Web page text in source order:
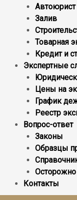
Автоюрист
Залив
Товарная
Кредит и
Экспертные
Цены на
График
Реестр
Вопрос-ответ
Законы
Образцы
Контакты